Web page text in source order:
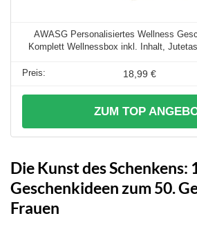
AWASG Personalisiertes Wellness
Komplett Wellnessbox inkl. Inhalt,
18,99 €
ZUM TOP
Die Kunst des Schenkens:
Geschenkideen zum 50.
Frauen